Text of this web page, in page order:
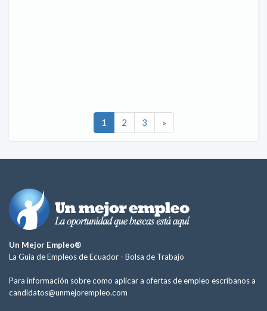
1 2 3 »
Un Mejor Empleo®
La Guía de Empleos de Ecuador - Bolsa de Trabajo
Para información sobre como aplicar a ofertas de empleo escríbanos a
candidatos@unmejorempleo.com